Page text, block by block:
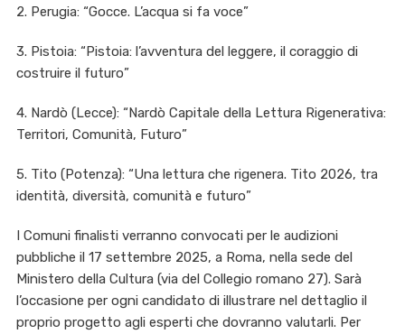
2. Perugia: “Gocce. L’acqua si fa voce”
3. Pistoia: “Pistoia: l’avventura del leggere, il coraggio di
costruire il futuro”
4. Nardò (Lecce): “Nardò Capitale della Lettura Rigenerativa:
Territori, Comunità, Futuro”
5. Tito (Potenza): “Una lettura che rigenera. Tito 2026, tra
identità, diversità, comunità e futuro”
I Comuni finalisti verranno convocati per le audizioni
pubbliche il 17 settembre 2025, a Roma, nella sede del
Ministero della Cultura (via del Collegio romano 27). Sarà
l’occasione per ogni candidato di illustrare nel dettaglio il
proprio progetto agli esperti che dovranno valutarli. Per